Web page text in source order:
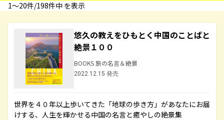
1〜20件/198件中 を表示
悠久の教えをひもとく中国のことばと
絶景１００
BOOKS 旅の名言＆絶景
2022.12.15 発売
世界を４０年以上歩いてきた「地球の歩き方」があなたにお届
けする、人生を輝かせる中国の名言と癒やしの絶景集